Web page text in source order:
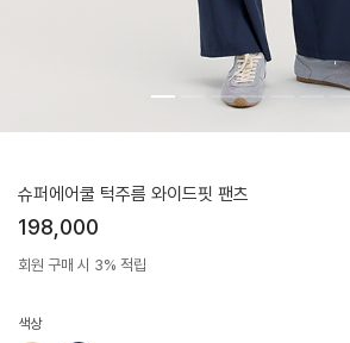
슈퍼에어쿨 턱주름 와이드핏 팬츠
198,000
회원 구매 시 3% 적립
색상